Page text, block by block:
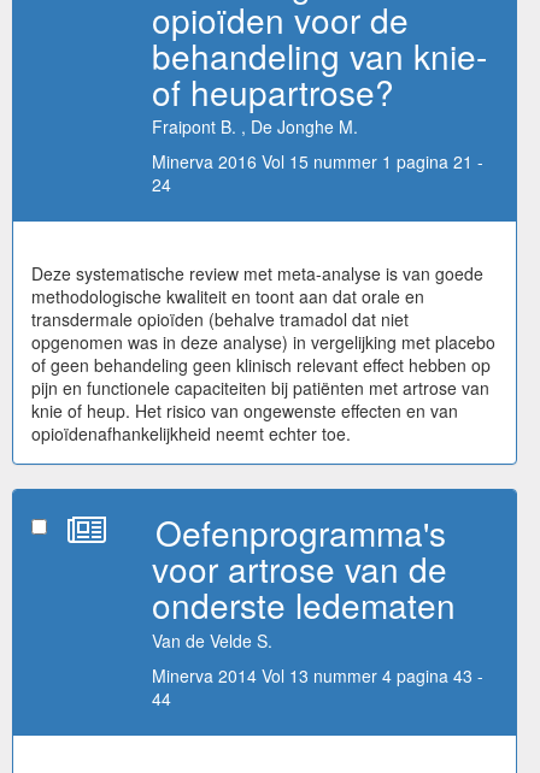
opioïden voor de
behandeling van knie-
of heupartrose?
Fraipont B. , De Jonghe M.
Minerva 2016 Vol 15 nummer 1 pagina 21 -
24
Deze systematische review met meta-analyse is van goede
methodologische kwaliteit en toont aan dat orale en
transdermale opioïden (behalve tramadol dat niet
opgenomen was in deze analyse) in vergelijking met placebo
of geen behandeling geen klinisch relevant effect hebben op
pijn en functionele capaciteiten bij patiënten met artrose van
knie of heup. Het risico van ongewenste effecten en van
opioïdenafhankelijkheid neemt echter toe.
Oefenprogramma's
voor artrose van de
onderste ledematen
Van de Velde S.
Minerva 2014 Vol 13 nummer 4 pagina 43 -
44